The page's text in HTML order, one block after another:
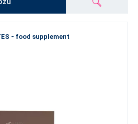
- food supplement